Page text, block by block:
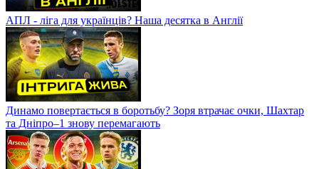
АПЛ - ліга для українців? Наша десятка в Англії
Динамо повертається в боротьбу? Зоря втрачає очки, Шахтар
та Дніпро–1 знову перемагають